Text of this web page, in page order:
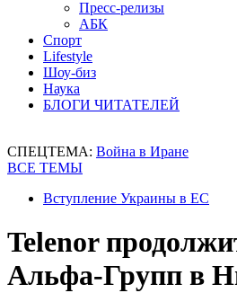
Пресс-релизы
АБК
Спорт
Lifestyle
Шоу-биз
Наука
БЛОГИ ЧИТАТЕЛЕЙ
СПЕЦТЕМА: Война в Иране
ВСЕ ТЕМЫ
Вступление Украины в ЕС
Telenor
Альфа-Групп в